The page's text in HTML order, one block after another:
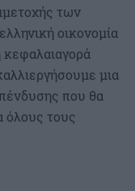
των
οικονομία
κεφαλαιαγορά
μια
που θα
όλους τους